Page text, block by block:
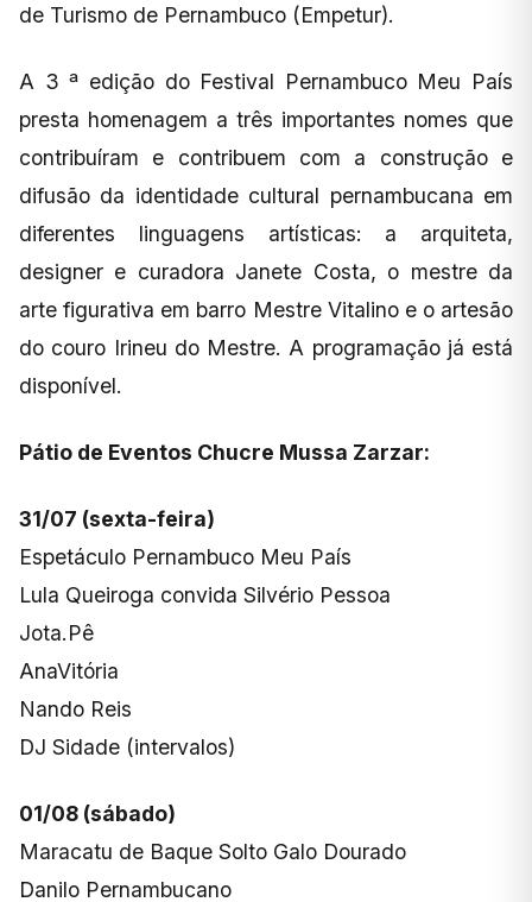
de Turismo de Pernambuco (Empetur).
A 3 ª edição do Festival Pernambuco Meu País
presta homenagem a três importantes nomes que
contribuíram e contribuem com a construção e
difusão da identidade cultural pernambucana em
diferentes linguagens artísticas: a arquiteta,
designer e curadora Janete Costa, o mestre da
arte figurativa em barro Mestre Vitalino e o artesão
do couro Irineu do Mestre. A programação já está
disponível.
Pátio de Eventos Chucre Mussa Zarzar:
31/07 (sexta-feira)
Espetáculo Pernambuco Meu País
Lula Queiroga convida Silvério Pessoa
Jota.Pê
AnaVitória
Nando Reis
DJ Sidade (intervalos)
01/08 (sábado)
Maracatu de Baque Solto Galo Dourado
Danilo Pernambucano